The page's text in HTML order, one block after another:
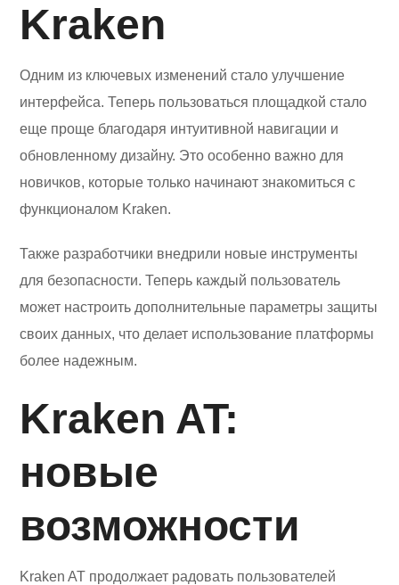
Kraken
Одним из ключевых изменений стало улучшение
интерфейса. Теперь пользоваться площадкой стало
еще проще благодаря интуитивной навигации и
обновленному дизайну. Это особенно важно для
новичков, которые только начинают знакомиться с
функционалом Kraken.
Также разработчики внедрили новые инструменты
для безопасности. Теперь каждый пользователь
может настроить дополнительные параметры защиты
своих данных, что делает использование платформы
более надежным.
Kraken AT:
новые
возможности
Kraken AT продолжает радовать пользователей